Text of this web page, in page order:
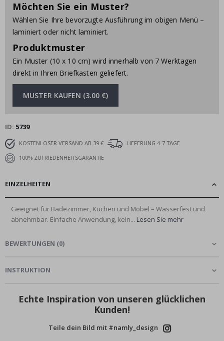
Möchten Sie ein Muster?
Wählen Sie Ihre bevorzugte Ausführung im obigen Menü –
laminiert oder nicht laminiert.
Produktmuster
Ein Muster (10 x 10 cm) wird innerhalb von 7 Werktagen
direkt in Ihren Briefkasten geliefert.
MUSTER KAUFEN (3.00 €)
ID 5739
KOSTENLOSER VERSAND AB 39 €
LIEFERUNG 4-7 TAGE
100% ZUFRIEDENHEITSGARANTIE
EINZELHEITEN
Geeignet für Badezimmer, Küchen und Möbel – Wasserfest und
abnehmbar. Einfache Anwendung, kein... Lesen Sie mehr
BEWERTUNGEN (0)
INSTRUKTION
Echte Inspiration von unseren glücklichen
Kunden!
Teile dein Bild mit #namly_design